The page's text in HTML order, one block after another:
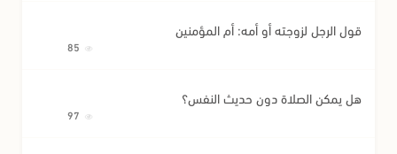
قول الرجل لزوجته أو أمه: أم المؤمنين
هل يمكن الصلاة دون حديث النفس؟